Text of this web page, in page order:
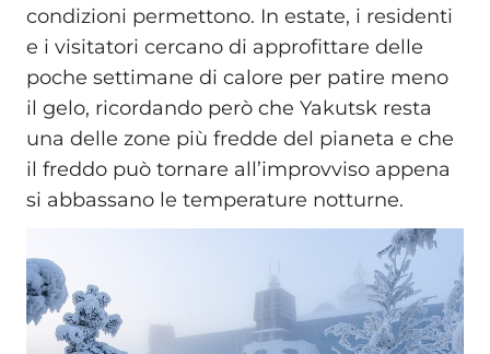
condizioni permettono. In estate, i residenti
e i visitatori cercano di approfittare delle
poche settimane di calore per patire meno
il gelo, ricordando però che Yakutsk resta
una delle zone più fredde del pianeta e che
il freddo può tornare all’improvviso appena
si abbassano le temperature notturne.